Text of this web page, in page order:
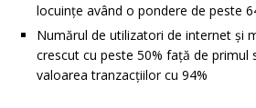
locuințe având o pondere de peste
Numărul de utilizatori de internet și
crescut cu peste 50% față de primul
valoarea tranzacțiilor cu 94%